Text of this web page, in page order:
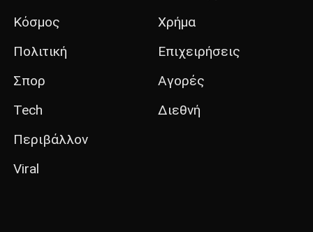
Κόσμος
Πολιτική
Σπορ
Tech
Περιβάλλον
Viral
Χρήμα
Επιχειρήσεις
Αγορές
Διεθνή